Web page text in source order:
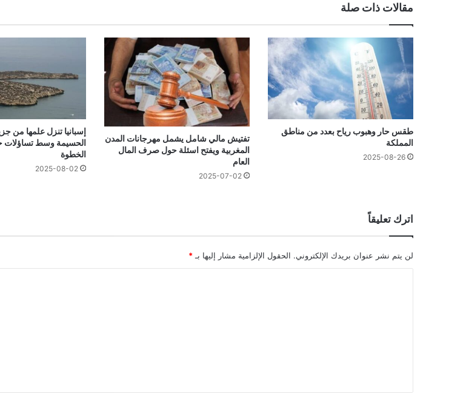
مقالات ذات صلة
طقس حار وهبوب رياح بعدد من مناطق
المملكة
2025-08-26
تفتيش مالي شامل يشمل مهرجانات المدن
المغربية ويفتح اسئلة حول صرف المال
العام
2025-07-02
إسبانيا تنزل علمها من
الحسيمة وسط تساؤلات
الخطوة
2025-08-02
اترك تعليقاً
لن يتم نشر عنوان بريدك الإلكتروني. الحقول الإلزامية مشار إليها بـ *